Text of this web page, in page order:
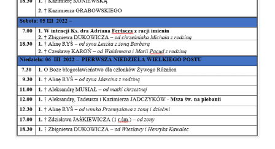
Pracownicy
e-Katolik
Nabożeństwa
Nabożeństwa różne
Pogrzeb katolicki
Sakramenty